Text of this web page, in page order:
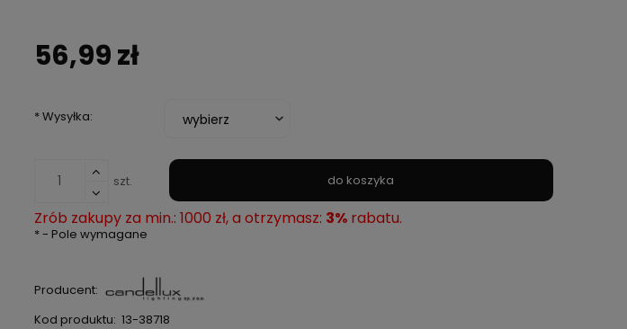
56,99 zł
*Wysyłka:
szt. do koszyka
Zrób zakupy za min.: 1000 zł, a otrzymasz: 3%rabatu.
*- Pole wymagane
Producent:
Kod produktu: 13-38718